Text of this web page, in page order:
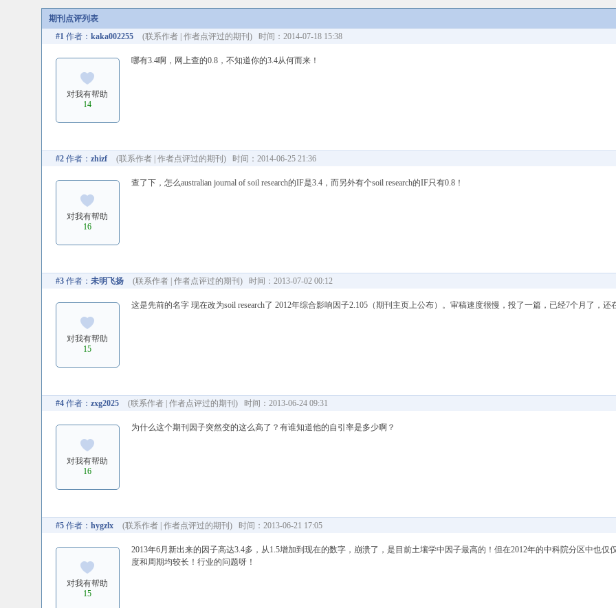
期刊点评列表
#1作者： kaka002255 (联系作者| 作者点评过的期刊 ) 时间：2014-07-18 15:38
对我有帮助
14
哪有3.4啊，网上查的0.8，不知道你的3.4从何而来！
#2作者： zhizf (联系作者| 作者点评过的期刊 ) 时间：2014-06-25 21:36
对我有帮助
16
查了下，怎么australian journal of soil research的IF是3.4，而另外有个soil research的IF只有0.8！
#3作者： 未明飞扬 (联系作者| 作者点评过的期刊 ) 时间：2013-07-02 00:12
对我有帮助
15
这是先前的名字 现在改为soil research了 2012年综合影响因子2.105（期刊主页上公布）。审稿速度很慢，投了一篇，已经7个月了，还
#4作者： zxg2025 (联系作者| 作者点评过的期刊 ) 时间：2013-06-24 09:31
对我有帮助
16
为什么这个期刊因子突然变的这么高了？有谁知道他的自引率是多少啊？
#5作者： hygzlx (联系作者| 作者点评过的期刊 ) 时间：2013-06-21 17:05
对我有帮助
15
2013年6月新出来的因子高达3.4多，从1.5增加到现在的数字，崩溃了，是目前土壤学中因子最高的！但在2012年的中科院分区中也
度和周期均较长！行业的问题呀！